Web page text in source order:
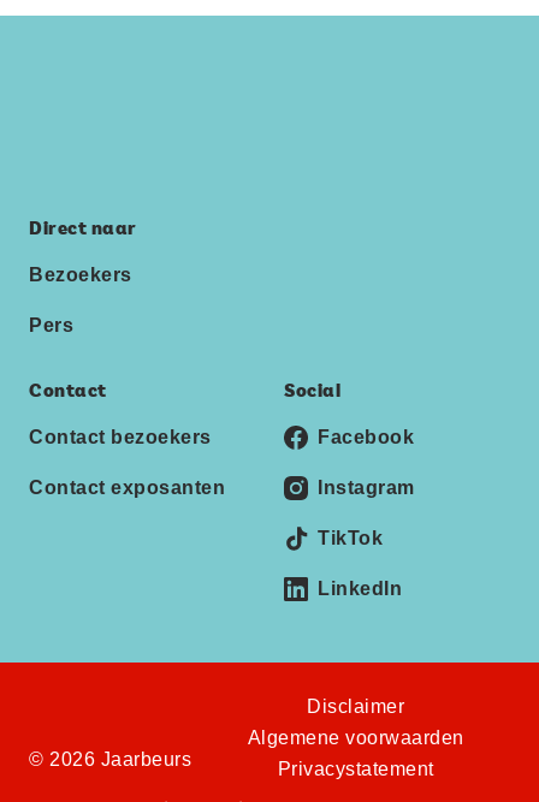
Direct naar
Bezoekers
Pers
Contact
Contact bezoekers
Contact exposanten
Social
Facebook
Instagram
TikTok
LinkedIn
© 2026 Jaarbeurs
Disclaimer
Algemene voorwaarden
Privacystatement